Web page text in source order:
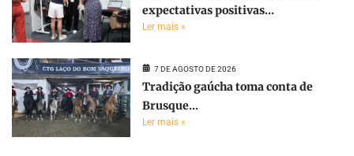
expectativas positivas...
Ler mais »
7 DE AGOSTO DE 2026
Tradição gaúcha toma conta de
Brusque...
Ler mais »